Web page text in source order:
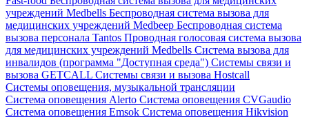
учреждений Medbells Беспроводная система вызова для
медицинских учреждений Medbeep Беспроводная система
вызова персонала Tantos Проводная голосовая система вызова
для медицинских учреждений Medbells Система вызова для
инвалидов (программа "Доступная среда") Системы связи и
вызова GETCALL Системы связи и вызова Hostcall
Системы оповещения, музыкальной трансляции
Система оповещения Alerto Система оповещения CVGaudio
Система оповещения Emsok Система оповещения Hikvision